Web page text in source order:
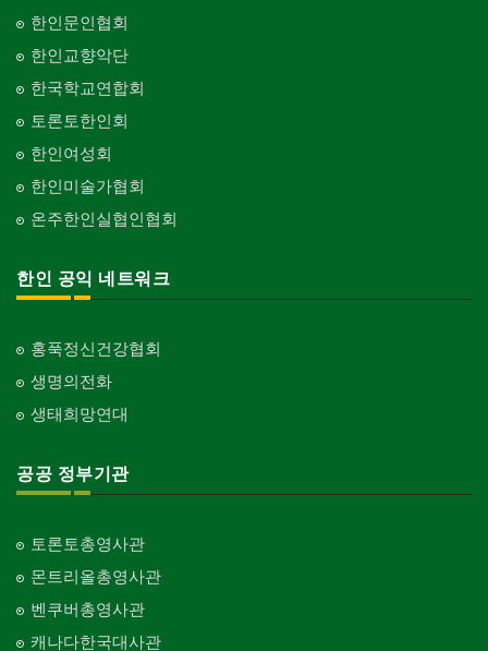
한인문인협회
한인교향악단
한국학교연합회
토론토한인회
한인여성회
한인미술가협회
온주한인실협인협회
한인 공익 네트워크
홍푹정신건강협회
생명의전화
생태희망연대
공공 정부기관
토론토총영사관
몬트리올총영사관
벤쿠버총영사관
캐나다한국대사관